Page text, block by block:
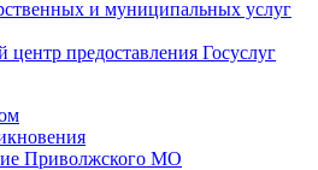
Приволжского МО